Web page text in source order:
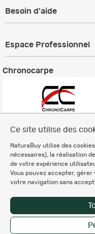
Ce site utilise des
NaturaBuy utilise des
nécessaires), la réalisation
de votre expérience
Vous pouvez accepter,
votre navigation sans
Besoin d'aide
Espace Professionnel
Chronocarpe
Charte éthique
Mentions légales
Règlement & Conditions
Politique de protection
des données personnelles
Personnalisation des